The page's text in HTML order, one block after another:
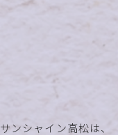
サンシャイン高松は、